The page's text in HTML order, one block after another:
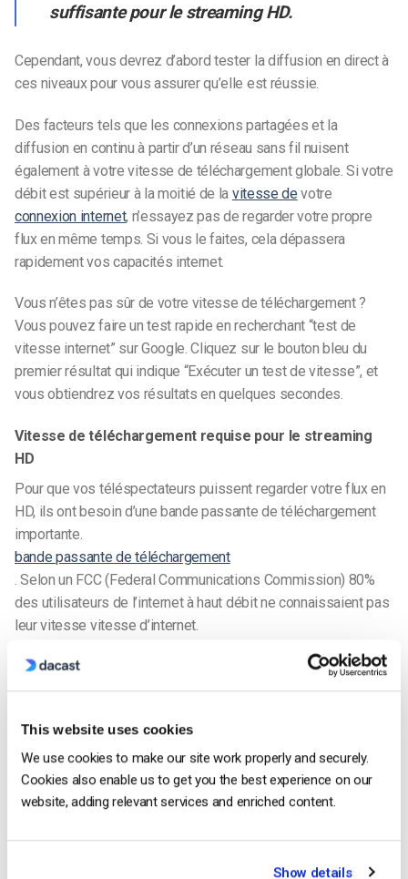
This website uses cookies
We use cookies to make our site work properly and securely.
Cookies also enable us to get you the best experience on our
website, adding relevant services and enriched content.
Show details
suffisante pour le streaming HD.
Cependant, vous devrez d’abord tester la diffusion en direct à
ces niveaux pour vous assurer qu’elle est réussie.
Des facteurs tels que les connexions partagées et la
diffusion en continu à partir d’un réseau sans fil nuisent
également à votre vitesse de téléchargement globale. Si votre
débit est supérieur à la moitié de la vitesse de votre
connexion internet, n’essayez pas de regarder votre propre
flux en même temps. Si vous le faites, cela dépassera
rapidement vos capacités internet.
Vous n’êtes pas sûr de votre vitesse de téléchargement ?
Vous pouvez faire un test rapideen recherchant “test de
vitesse internet” sur Google. Cliquez sur le bouton bleu du
premier résultat qui indique “Exécuter un test de vitesse”, et
vous obtiendrez vos résultats en quelques secondes.
Vitesse de téléchargement requise pour le streaming
HD
Pour que vos téléspectateurs puissent regarder votre flux en
HD, ils ont besoin d’une bande passante de téléchargement
importante.
bande passante de téléchargement
. Selon un FCC (Federal Communications Commission) 80%
des utilisateurs de l’internet à haut débit ne connaissaient pas
leur vitesse vitesse d’internet.
La FCC fournit un guide de la vitesse du haut débit pour les
ménages américains moyens. Les exigences en matière de
différentes qualités sont les suivantes :
SD : 3 à 4 Mbps
HD : 5 à 8 Mbps
Ultra HD (4K) : 25 Mbps